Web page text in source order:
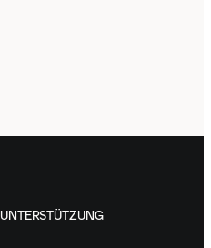
UNTERSTÜTZUNG